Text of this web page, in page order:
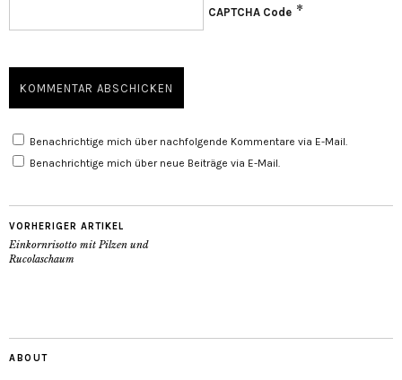
CAPTCHA Code *
Benachrichtige mich über nachfolgende Kommentare via E-Mail.
Benachrichtige mich über neue Beiträge via E-Mail.
VORHERIGER ARTIKEL
Einkornrisotto mit Pilzen und
Rucolaschaum
ABOUT